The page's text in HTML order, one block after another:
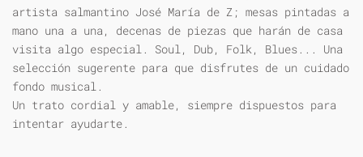
artista salmantino José María de Z; mesas pintadas a
mano una a una, decenas de piezas que harán de casa
visita algo especial. Soul, Dub, Folk, Blues... Una
selección sugerente para que disfrutes de un cuidado
fondo musical.
Un trato cordial y amable, siempre dispuestos para
intentar ayudarte.